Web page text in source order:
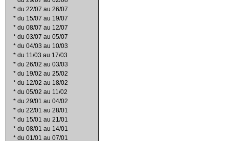
* du 22/07 au 26/07
* du 15/07 au 19/07
* du 08/07 au 12/07
* du 03/07 au 05/07
* du 04/03 au 10/03
* du 11/03 au 17/03
* du 26/02 au 03/03
* du 19/02 au 25/02
* du 12/02 au 18/02
* du 05/02 au 11/02
* du 29/01 au 04/02
* du 22/01 au 28/01
* du 15/01 au 21/01
* du 08/01 au 14/01
* du 01/01 au 07/01